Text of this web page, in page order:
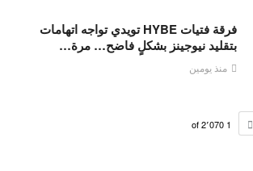
فرقة فتيات HYBE تويدي تواجه اتهامات
بتقليد نيوجينز بشكلٍ فاضح… مرة…
منذ يومين
1 2٬070